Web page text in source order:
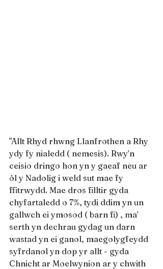
"Allt Rhyd rhwng Llanfrothen a Rhy
ydy fy nialedd ( nemesis). Rwy’n
ceisio dringo hon yn y gaeaf neu ar
ôl y Nadolig i weld sut mae fy
ffitrwydd. Mae dros filltir gyda
chyfartaledd o 7%, tydi ddim yn un
gallwch ei ymosod ( barn fi) , ma’
serth yn dechrau gydag un darn
wastad yn ei ganol, maegolygfeydd
syfrdanol yn dop yr allt - gyda
Chnicht ar Moelwynion ar y chwith